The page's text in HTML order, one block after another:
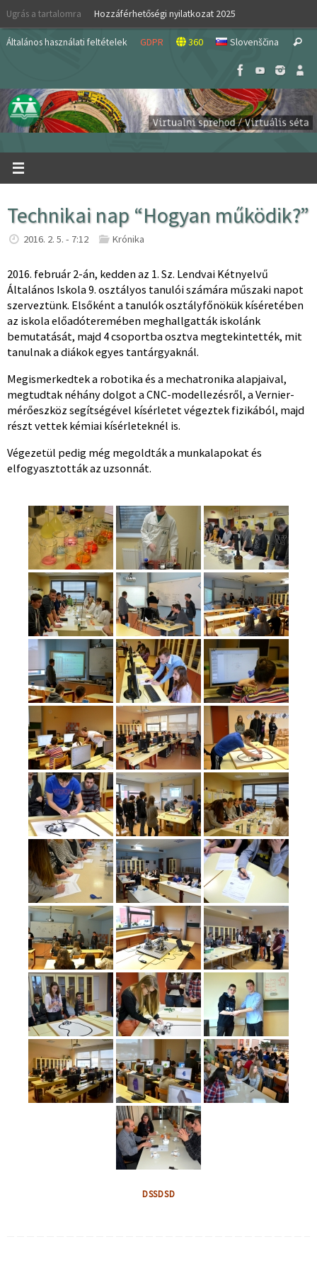
Skip
content
Ugrás a tartalomra Hozzáférhetőségi nyilatkozat 2025
Általános használati feltételek GDPR 360 Slovenščina Search
Technikai nap “Hogyan működik?”
2016. 2. 5. - 7:12 Krónika
2016. február 2-án, kedden az 1. Sz. Lendvai Kétnyelvű
Általános Iskola 9. osztályos tanulói számára műszaki napot
szerveztünk. Elsőként a tanulók osztályfőnökük kíséretében
az iskola előadóteremében meghallgatták iskolánk
bemutatását, majd 4 csoportba osztva megtekintették, mit
tanulnak a diákok egyes tantárgyaknál.
Megismerkedtek a robotika és a mechatronika alapjaival,
megtudtak néhány dolgot a CNC-modellezésről, a Vernier-
mérőeszköz segítségével kísérletet végeztek fizikából, majd
részt vettek kémiai kísérleteknél is.
Végezetül pedig még megoldták a munkalapokat és
elfogyasztották az uzsonnát.
DSSDSD